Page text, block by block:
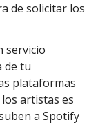
de solicitar los
servicio
de tu
plataformas
artistas es
a Spotify